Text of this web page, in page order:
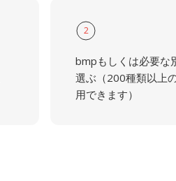
2
bmpもしくは必要な
選ぶ（200種類以上
用できます）